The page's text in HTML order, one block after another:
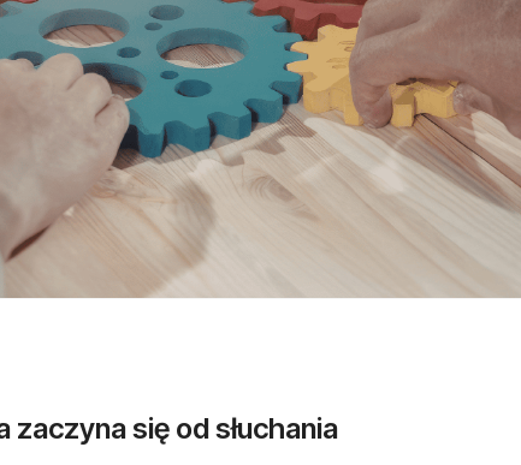
się od słuchania